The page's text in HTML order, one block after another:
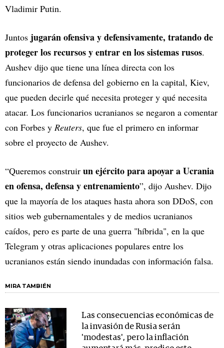
Vladimir Putin.
Juntos jugarán ofensiva y defensivamente, tratando de
proteger los recursos y entrar en los sistemas rusos.
Aushev dijo que tiene una línea directa con los
funcionarios de defensa del gobierno en la capital, Kiev,
que pueden decirle qué necesita proteger y qué necesita
atacar. Los funcionarios ucranianos se negaron a comentar
con Forbes y Reuters, que fue el primero en informar
sobre el proyecto de Aushev.
“Queremos construir un ejército para apoyar a Ucrania
en ofensa, defensa y entrenamiento”, dijo Aushev. Dijo
que la mayoría de los ataques hasta ahora son DDoS, con
sitios web gubernamentales y de medios ucranianos
caídos, pero es parte de una guerra "híbrida", en la que
Telegram y otras aplicaciones populares entre los
ucranianos están siendo inundadas con información falsa.
MIRA TAMBIÉN
Las consecuencias económicas de
la invasión de Rusia serán
'modestas', pero la inflación